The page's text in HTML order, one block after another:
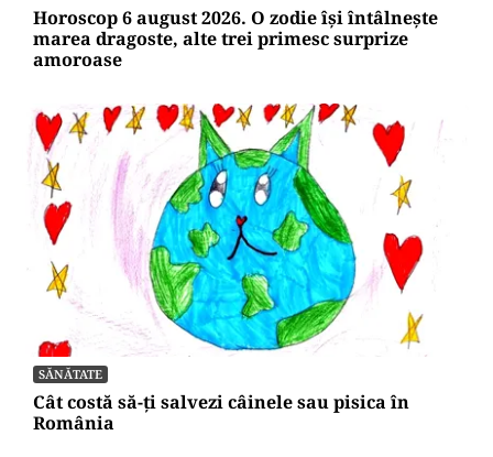
Horoscop 6 august 2026. O zodie își întâlnește
marea dragoste, alte trei primesc surprize
amoroase
SĂNĂTATE
Cât costă să-ți salvezi câinele sau pisica în
România